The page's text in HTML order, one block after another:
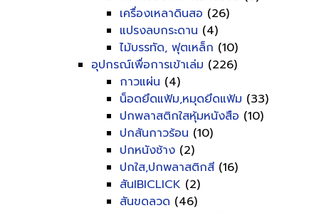
เครื่องเหลาดินสอ (26)
แปรงลบกระดาน (4)
ไม้บรรทัด, ฟุตเหล็ก (10)
อุปกรณ์เพื่อการเข้าเล่ม (226)
กาวแผ่น (4)
น็อดยึดแฟ้ม,หมุดยึดแฟ้ม (33)
ปกพลาสติกใสหุ้มหนังสือ (10)
ปกสันกาวร้อน (10)
ปกหนังช้าง (2)
ปกใส,ปกพลาสติกสี (16)
สันIBICLICK (2)
สันขดลวด (46)